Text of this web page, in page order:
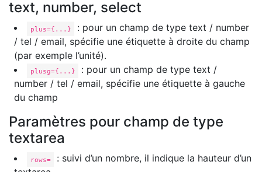
text, number, select
plus={...}
: pour un champ de type text / number
/ tel / email, spécifie une étiquette à droite du champ
(par exemple l’unité).
plusg={...}
: pour un champ de type text /
number / tel / email, spécifie une étiquette à gauche
du champ
Paramètres pour champ de type
textarea
rows=
: suivi d’un nombre, il indique la hauteur d’un